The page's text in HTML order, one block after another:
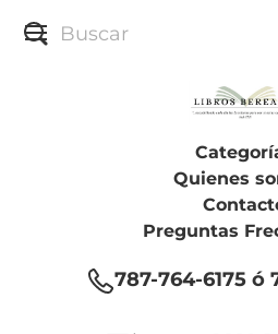
Quienes
Preguntas
787-764-6175 ó